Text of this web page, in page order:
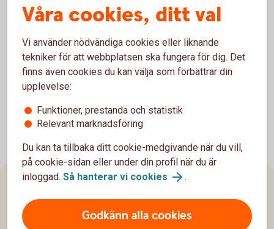
Företag och skyddar dig om du betalar mer än hälften av
resan med ditt kort. Resan ska påbörjas i Norden och kosta
minst 1 000 kronor, exklusive skatter och avgifter.
Kompletterande kortförsäkring
Våra cookies, ditt val
Vi använder nödvändiga cookies eller liknande
tekniker för att webbplatsen ska fungera för dig. Det
finns även cookies du kan välja som förbättrar din
upplevelse:
Funktioner, prestanda och statistik
Relevant marknadsföring
Du kan ta tillbaka ditt cookie-medgivande när du vill,
på cookie-sidan eller under din profil när du är
inloggad. Så hanterar vi cookies .
Godkänn alla cookies
Sidfot
Hitta snabbt
Kundservice